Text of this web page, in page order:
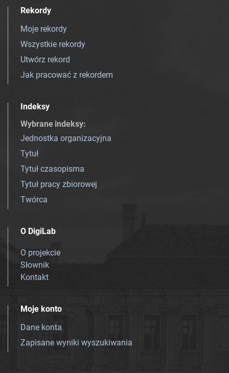
Rekordy
Moje rekordy
Wszystkie rekordy
Utwórz rekord
Jak pracować z rekordem
Indeksy
Wybrane indeksy:
Jednostka organizacyjna
Tytuł
Tytuł czasopisma
Tytuł pracy zbiorowej
Twórca
O DigiLab
O projekcie
Słownik
Kontakt
Moje konto
Dane konta
Zapisane wyniki wyszukiwania